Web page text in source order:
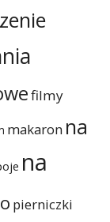
filmy
makaron na
na
pierniczki